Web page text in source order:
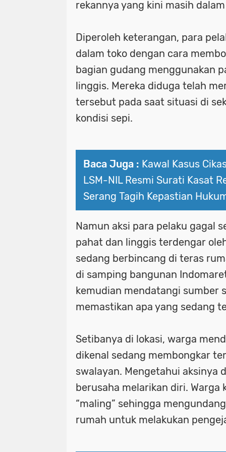
rekannya yang kini masih
Diperoleh keterangan, para
dalam toko dengan cara
bagian gudang menggunakan
linggis. Mereka diduga telah
tersebut pada saat situasi di
kondisi sepi.
Baca Juga : Kawal Kasus
LSM-NIL Resmi Surati Kasat
Serang Tagih Kepastian
Namun aksi para pelaku gagal
pahat dan linggis terdengar
sedang berbincang di teras
di samping bangunan
kemudian mendatangi sumber
memastikan apa yang sedang
Setibanya di lokasi, warga
dikenal sedang membongkar
swalayan. Mengetahui aksinya
berusaha melarikan diri. Warga
“maling” sehingga
rumah untuk melakukan